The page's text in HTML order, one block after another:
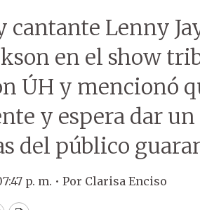
Lenny
en el show
ÚH y mencionó
y espera dar
del público
p. m. • Por Clarisa Enciso